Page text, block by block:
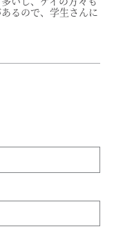
るので、学生さんに